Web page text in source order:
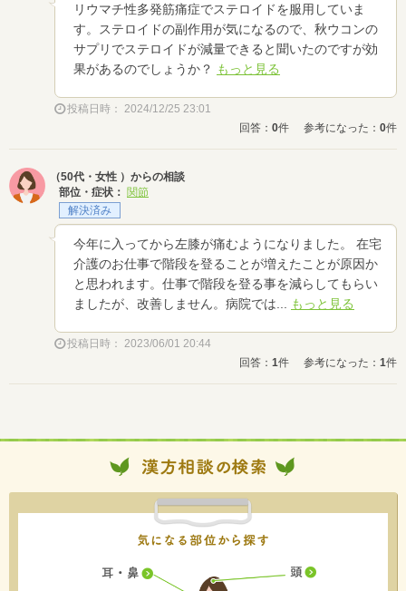
リウマチ性多発筋痛症でステロイドを服用していま
す。ステロイドの副作用が気になるので、秋ウコンの
サプリでステロイドが減量できると聞いたのですが効
果があるのでしょうか？ もっと見る
投稿日時： 2024/12/25 23:01
回答： 0件 参考になった： 0件
（50代・女性 ）からの相談
部位・症状： 関節
解決済み
今年に入ってから左膝が痛むようになりました。 在宅
介護のお仕事で階段を登ることが増えたことが原因か
と思われます。仕事で階段を登る事を減らしてもらい
ましたが、改善しません。病院では...
もっと見る
投稿日時： 2023/06/01 20:44
回答： 1件 参考になった： 1件